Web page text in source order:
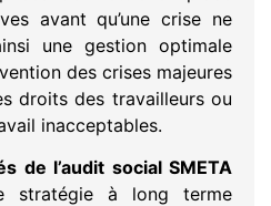
avant qu’une crise ne
une gestion optimale
des crises majeures
droits des travailleurs ou
inacceptables.
de l’audit social SMETA
stratégie à long terme